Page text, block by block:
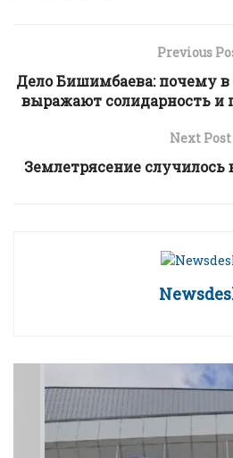
Previous
Дело Бишимбаева: почему
выражают солидарность и
Next Post
Землетрясение